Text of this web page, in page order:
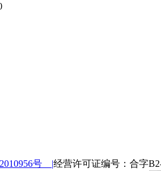
号 |经营许可证编号：合字